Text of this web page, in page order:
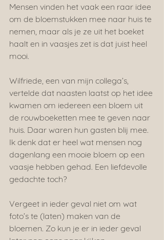
Mensen vinden het vaak een raar idee
om de bloemstukken mee naar huis te
nemen, maar als je ze uit het boeket
haalt en in vaasjes zet is dat juist heel
mooi.
Wilfriede, een van mijn collega’s,
vertelde dat naasten laatst op het idee
kwamen om iedereen een bloem uit
de rouwboeketten mee te geven naar
huis. Daar waren hun gasten blij mee.
Ik denk dat er heel wat mensen nog
dagenlang een mooie bloem op een
vaasje hebben gehad. Een liefdevolle
gedachte toch?
Vergeet in ieder geval niet om wat
foto’s te (laten) maken van de
bloemen. Zo kun je er in ieder geval